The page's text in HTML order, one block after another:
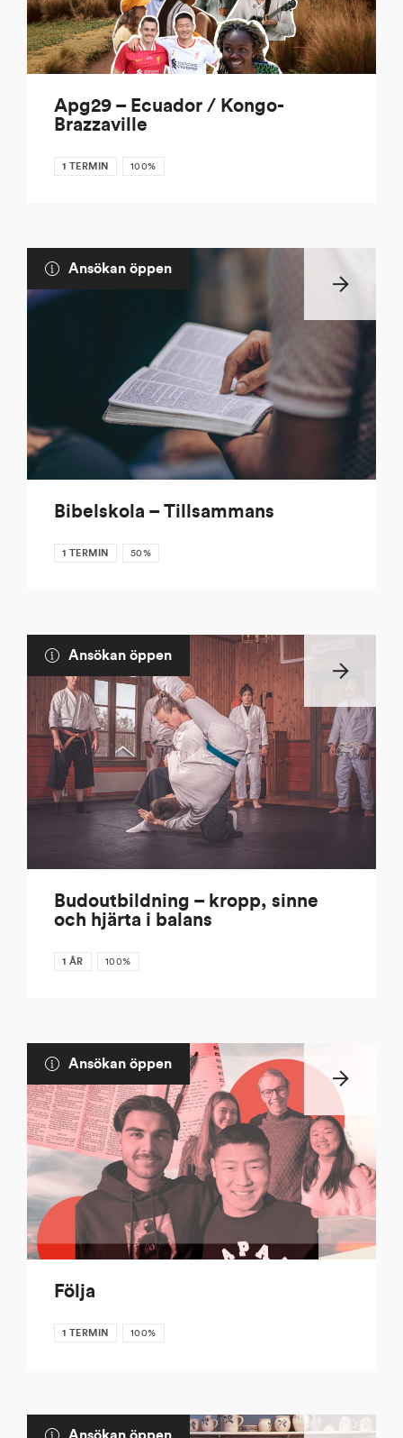
Apg29 – Ecuador / Kongo-
Brazzaville
1 TERMIN 100%
Ansökan öppen
Bibelskola – Tillsammans
1 TERMIN 50%
Ansökan öppen
Budoutbildning – kropp, sinne
och hjärta i balans
1 ÅR 100%
Ansökan öppen
Följa
1 TERMIN 100%